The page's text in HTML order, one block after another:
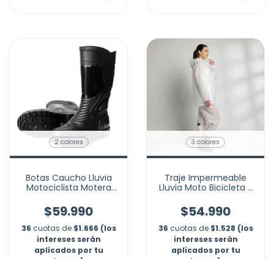
2 colores
Botas Caucho Lluvia
Motociclista Motera
$59.990
36 cuotas de $1.666 (los
intereses serán
aplicados por tu
3 colores
Traje Impermeable
Lluvia Moto Bicicleta 2
$54.990
36 cuotas de $1.528 (los
intereses serán
aplicados por tu